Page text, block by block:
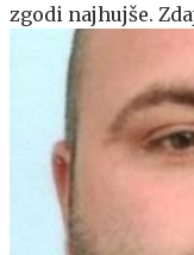
zgodi najhujše.